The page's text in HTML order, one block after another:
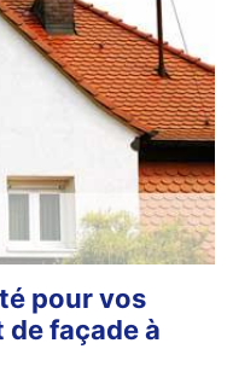
pour vos
façade à